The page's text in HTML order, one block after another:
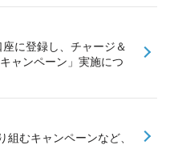
に登録し、チャージ＆
ャンペーン」実施につ
むキャンペーンなど、